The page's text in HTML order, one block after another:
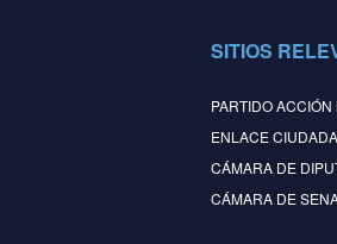
SITIOS
PARTIDO ACCIÓN
ENLACE
CÁMARA DE
CÁMARA DE